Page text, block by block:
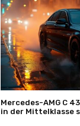
Mercedes-AMG C
in der Mittelklasse